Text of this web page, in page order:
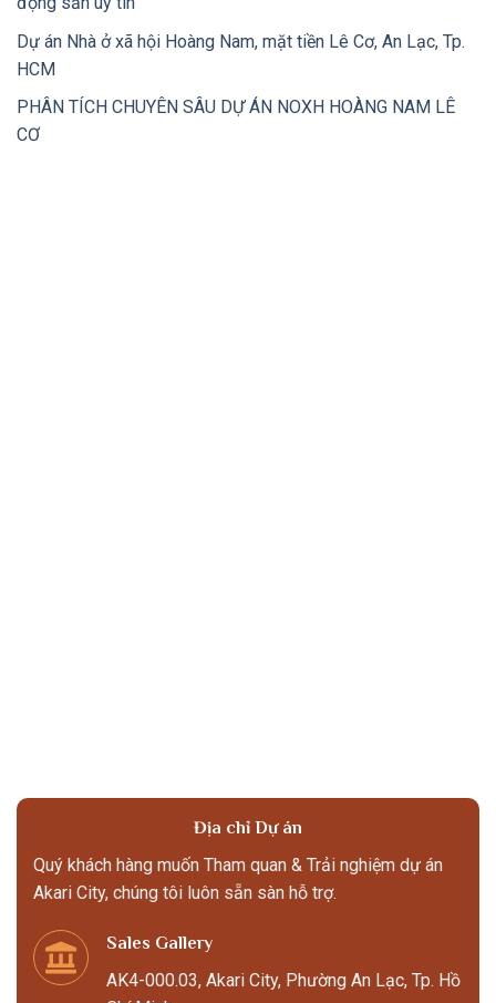
Dự án Nhà ở xã hội Hoàng Nam, mặt tiền Lê Cơ, An Lạc, Tp.
HCM
PHÂN TÍCH CHUYÊN SÂU DỰ ÁN NOXH HOÀNG NAM LÊ
CƠ
Địa chỉ Dự án
Quý khách hàng muốn Tham quan & Trải nghiệm dự án
Akari City, chúng tôi luôn sẵn sàn hỗ trợ.
Sales Gallery
AK4-000.03, Akari City, Phường An Lạc, Tp. Hồ